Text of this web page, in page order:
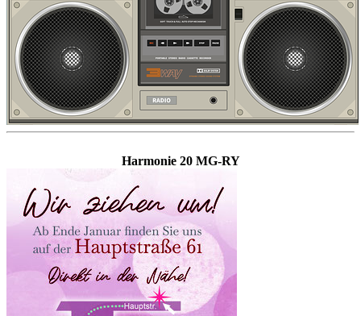
Harmonie 20 MG-RY